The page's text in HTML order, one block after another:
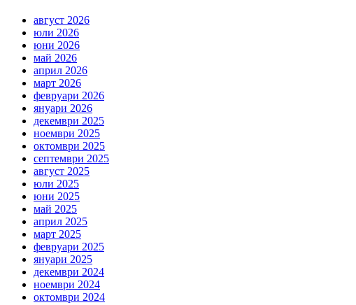
август 2026
юли 2026
юни 2026
май 2026
април 2026
март 2026
февруари 2026
януари 2026
декември 2025
ноември 2025
октомври 2025
септември 2025
август 2025
юли 2025
юни 2025
май 2025
април 2025
март 2025
февруари 2025
януари 2025
декември 2024
ноември 2024
октомври 2024